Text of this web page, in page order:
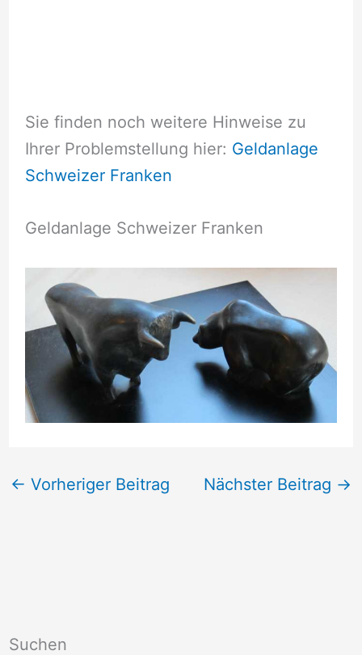
Suchen
Sie finden noch weitere Hinweise zu
Ihrer Problemstellung hier: Geldanlage
Schweizer Franken
Geldanlage Schweizer Franken
← Vorheriger Beitrag Nächster Beitrag →